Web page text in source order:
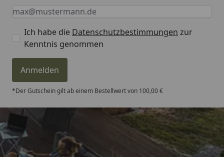
Keine Eingabe erforderlich
Eingabe erforderlich
E-Mail *
Ich habe die Datenschutzbestimmungen zur
Kenntnis genommen
Anmelden
*Der Gutschein gilt ab einem Bestellwert von 100,00 €
Trusted Shops